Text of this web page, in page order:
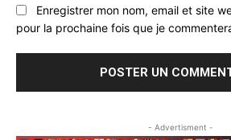
Enregistrer mon nom, email et site
pour la prochaine fois que je
- Advertisment -